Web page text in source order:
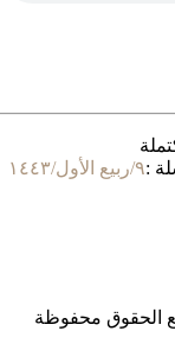
:٩/ربيع الأول/١٤٤٣
الحقوق محفوظة